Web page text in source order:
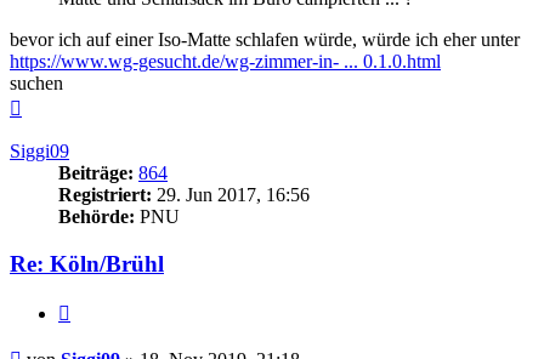
bevor ich auf einer Iso-Matte schlafen würde, würde ich eher unter
https://www.wg-gesucht.de/wg-zimmer-in- ... 0.1.0.html
suchen
Siggi09
Beiträge: 864
Registriert: 29. Jun 2017, 16:56
Behörde: PNU
Re: Köln/Brühl